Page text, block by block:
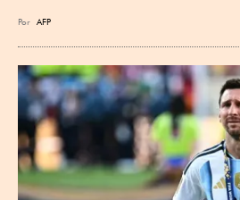
Por AFP